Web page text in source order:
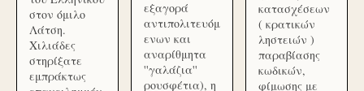
στον όμιλο
Λάτση.
Χιλιάδες
στηρίξατε
εμπράκτως
εξαγορά
αντιπολιτευόμ
ενων και
αναρίθμητα
''γαλάζια''
ρουσφέτια), η
κατασχέσεων
( κρατικών
ληστειών )
παραβίασης
κωδικών,
φίμωσης με